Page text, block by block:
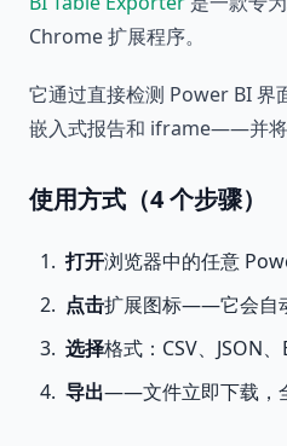
Chrome 扩展程序。
它通过直接检测 Power BI
嵌入式报告和 iframe——并将
使用方式（4 个步骤）
打开浏览器中的任意
点击扩展图标——它会自
选择格式：CSV、JSON
导出——文件立即下载，